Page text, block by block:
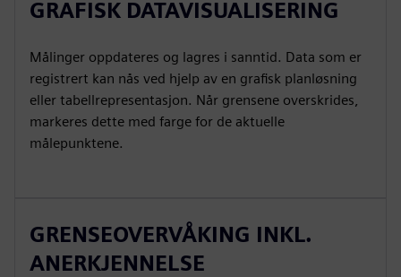
GRAFISK DATAVISUALISERING
Målinger oppdateres og lagres i sanntid. Data som er
registrert kan nås ved hjelp av en grafisk planløsning
eller tabellrepresentasjon. Når grensene overskrides,
markeres dette med farge for de aktuelle
målepunktene.
GRENSEOVERVÅKING INKL.
ANERKJENNELSE